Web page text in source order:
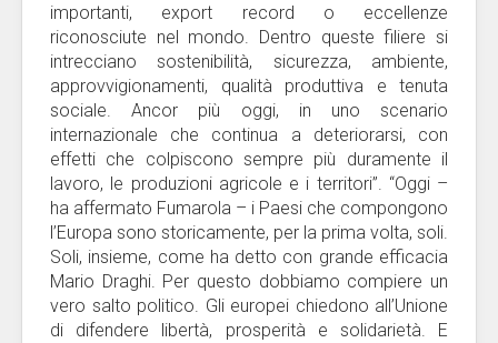
importanti, export record o eccellenze
riconosciute nel mondo. Dentro queste filiere si
intrecciano sostenibilità, sicurezza, ambiente,
approvvigionamenti, qualità produttiva e tenuta
sociale. Ancor più oggi, in uno scenario
internazionale che continua a deteriorarsi, con
effetti che colpiscono sempre più duramente il
lavoro, le produzioni agricole e i territori”. “Oggi –
ha affermato Fumarola – i Paesi che compongono
l’Europa sono storicamente, per la prima volta, soli.
Soli, insieme, come ha detto con grande efficacia
Mario Draghi. Per questo dobbiamo compiere un
vero salto politico. Gli europei chiedono all’Unione
di difendere libertà, prosperità e solidarietà. E